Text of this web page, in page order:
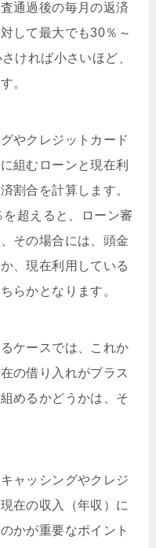
通過後の毎月の返済
して最大でも30％～
ければ小さいほど、
。
やクレジットカード
組むローンと現在利
割合を計算します。
超えると、ローン審
その場合には、頭金
、現在利用している
らかとなります。
ケースでは、これか
の借り入れがプラス
めるかどうかは、そ
ャッシングやクレジ
在の収入（年収）に
かが重要なポイント